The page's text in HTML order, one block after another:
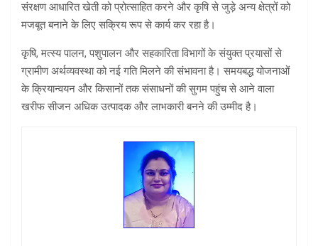
संरक्षण आधारित खेती को प्रोत्साहित करने और कृषि से जुड़े अन्य क्षेत्रों को
मजबूत बनाने के लिए सक्रिय रूप से कार्य कर रहा है।
कृषि, मत्स्य पालन, पशुपालन और सहकारिता विभागों के संयुक्त प्रयासों से
ग्रामीण अर्थव्यवस्था को नई गति मिलने की संभावना है। समयबद्ध योजनाओं
के क्रियान्वयन और किसानों तक संसाधनों की सुगम पहुंच से आने वाला
खरीफ सीजन अधिक उत्पादक और लाभकारी बनने की उम्मीद है।